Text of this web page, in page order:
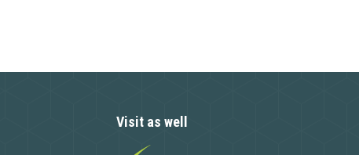
Visit as well